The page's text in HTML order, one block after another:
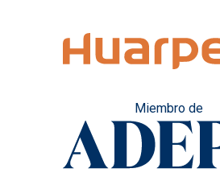
Miembro de